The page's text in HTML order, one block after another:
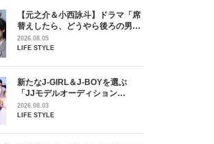
【元之介＆小西詠斗】ドラマ「席
替えしたら、どうやら後ろの男が
どうやら俺のこと好きらしい」放
送記念インタビュー♡ 「自然と詠
2026.08.05
LIFE STYLE
新たなJ-GIRL＆J-BOYを選ぶ
「JJモデルオーディション
2027」が募集開始！ 予選ブロッ
クは候補生の“魅力”を重視した
2026.08.03
LIFE STYLE